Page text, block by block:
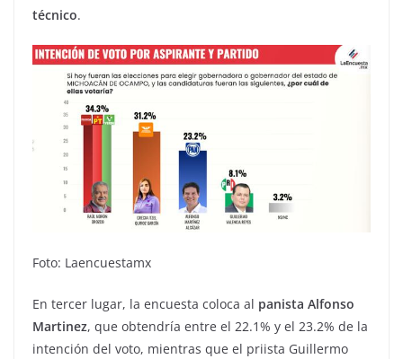
técnico.
Foto: Laencuestamx
En tercer lugar, la encuesta coloca al panista Alfonso
Martinez, que obtendría entre el 22.1% y el 23.2% de la
intención del voto, mientras que el priista Guillermo